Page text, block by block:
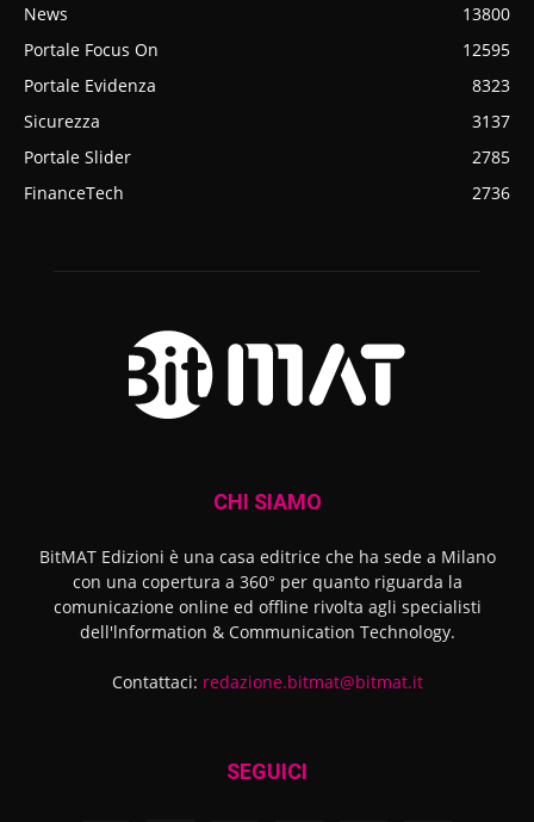
News
13800
Portale Focus On
12595
Portale Evidenza
8323
Sicurezza
3137
Portale Slider
2785
FinanceTech
2736
CHI SIAMO
BitMAT Edizioni è una casa editrice che ha sede a Milano
con una copertura a 360° per quanto riguarda la
comunicazione online ed offline rivolta agli specialisti
dell'lnformation & Communication Technology.
Contattaci: redazione.bitmat@bitmat.it
SEGUICI